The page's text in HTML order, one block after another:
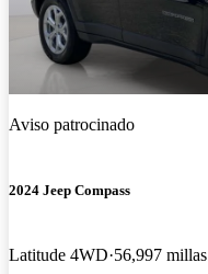
Aviso patrocinado
2024 Jeep Compass
Latitude 4WD 56,997 millas